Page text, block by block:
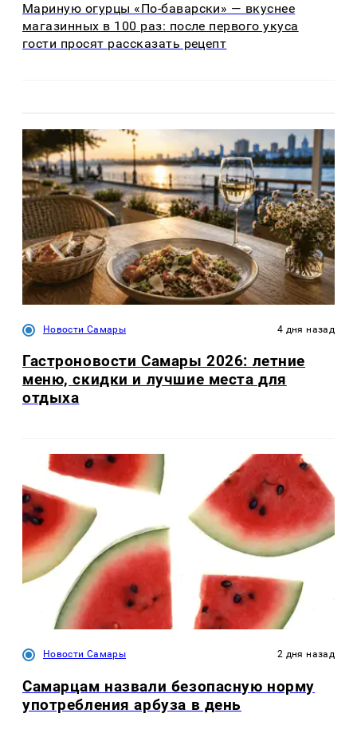
Мариную огурцы «По-баварски» — вкуснее
магазинных в 100 раз: после первого укуса
гости просят рассказать рецепт
Новости Самары 4 дня назад
Гастроновости Самары 2026: летние
меню, скидки и лучшие места для
отдыха
Новости Самары 2 дня назад
Самарцам назвали безопасную норму
употребления арбуза в день